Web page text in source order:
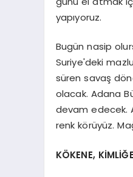
yapıyoruz.
Bugün nasip
Suriye'deki
süren savaş
olacak. Adana
devam edecek.
renk körüyüz.
KÖKENE,